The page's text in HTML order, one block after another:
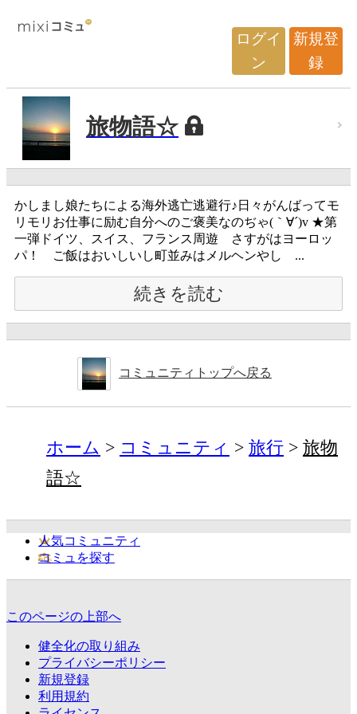
ログイ
ン
新規登
録
旅物語☆
かしまし娘たちによる海外逃亡逃避行♪日々がんばってモ
リモリお仕事に励む自分へのご褒美なのぢゃ(｀∀´)v ★第
一弾ドイツ、スイス、フランス周遊 さすがはヨーロッ
パ！ ご飯はおいしいし町並みはメルヘンやし ...
続きを読む
コミュニティトップへ戻る
ホーム コミュニティ 旅行
旅物
語☆
人気コミュニティ
コミュを探す
このページの上部へ
健全化の取り組み
プライバシーポリシー
新規登録
利用規約